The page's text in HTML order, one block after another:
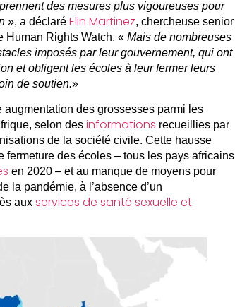
des mesures plus vigoureuses pour
», a déclaré Elin Martinez, chercheuse senior
Human Rights Watch. «Mais de nombreuses
imposés par leur gouvernement, qui ont
et obligent les écoles à leur fermer leurs
de soutien.»
des grossesses parmi les
selon des informations recueillies par
de la société civile. Cette hausse
des écoles – tous les pays africains
en 2020 – et au manque de moyens pour
la pandémie, à l’absence d’un
aux services de santé sexuelle et